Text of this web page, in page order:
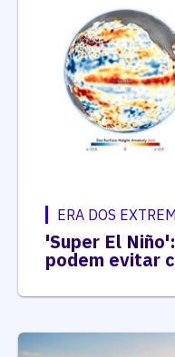
ERA DOS
'Super El
podem evitar